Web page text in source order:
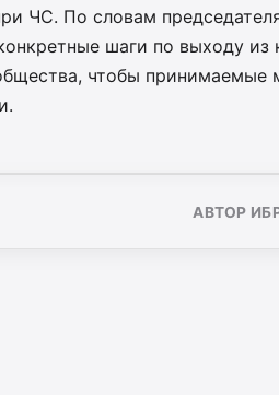
ЧС. По словам
шаги по выходу из
чтобы принимаемые
АВТОР